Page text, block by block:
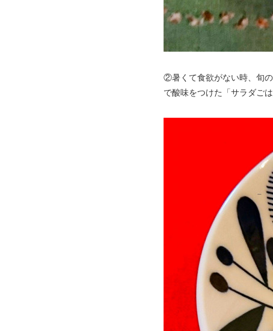
②暑くて食欲がない時、旬
で酸味をつけた「サラダご